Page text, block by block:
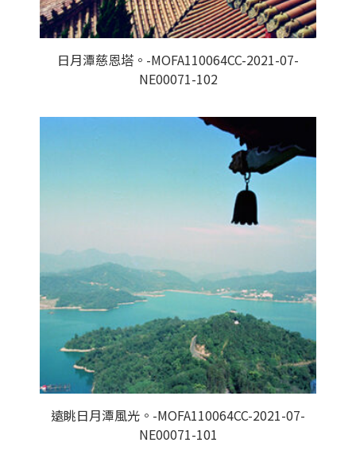
日月潭慈恩塔。-MOFA110064CC-2021-07-
NE00071-102
遠眺日月潭風光。-MOFA110064CC-2021-07-
NE00071-101